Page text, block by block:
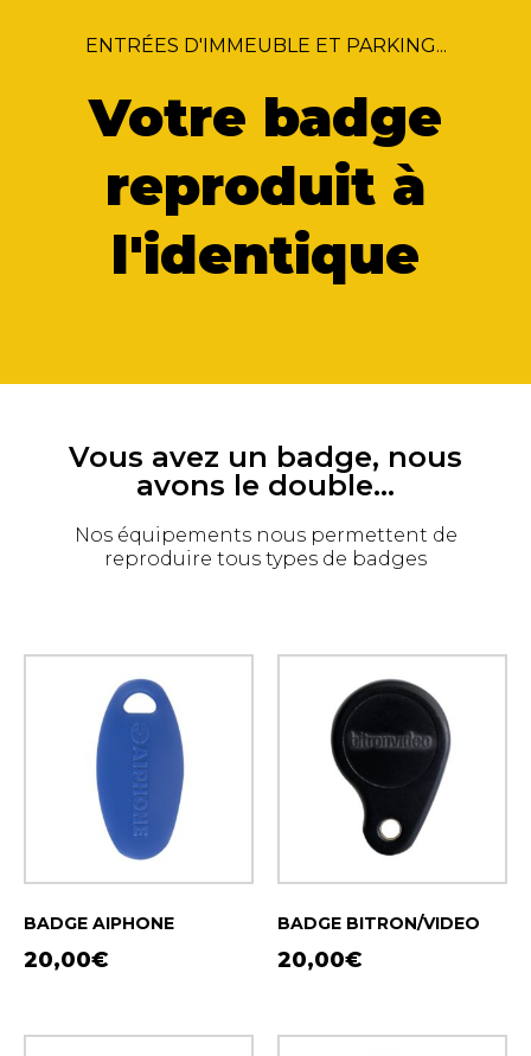
ENTRÉES D'IMMEUBLE ET PARKING...
Votre badge
reproduit à
l'identique
Vous avez un badge, nous
avons le double...
Nos équipements nous permettent de
reproduire tous types de badges
BADGE AIPHONE
20,00€
BADGE BITRON/VIDEO
20,00€